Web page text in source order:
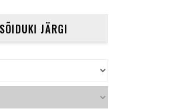
JÄRGI